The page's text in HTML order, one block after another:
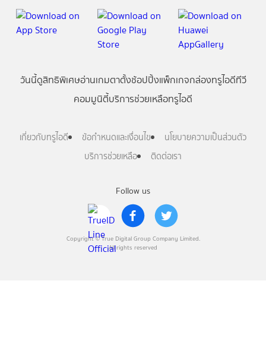
Follow us
Copyright © True Digital Group Company Limited.
All rights reserved
วันนี้ดูสิทธิพิเศษอ่านเกมตาตั้งช้อปปิ้งแพ็กเกจกล่องทรูไอดีทีวี
คอมมูนิตี้บริการช่วยเหลือทรูไอดี
เกี่ยวกับทรูไอดี ข้อกำหนดและเงื่อนไข
นโยบายความเป็นส่วนตัว
บริการช่วยเหลือ
ติดต่อเรา